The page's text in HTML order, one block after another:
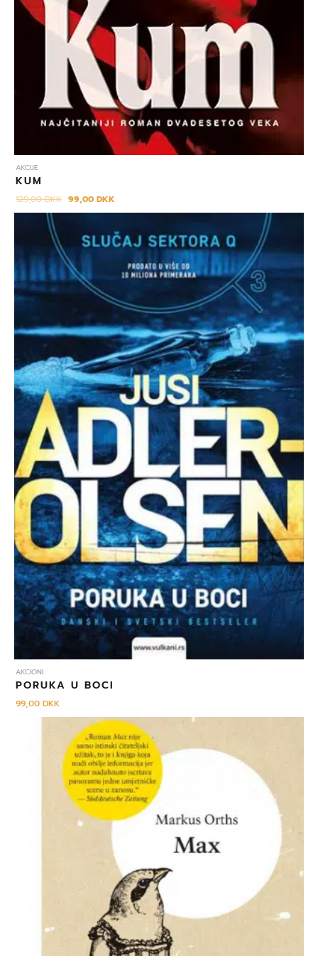
AKCIJE
KUM
129,00DKK 99,00DKK
AKCIONI
PORUKA U BOCI
99,00DKK